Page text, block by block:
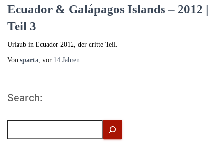
Ecuador & Galápagos Islands – 2012 |
Teil 3
Urlaub in Ecuador 2012, der dritte Teil.
Von sparta , vor 14 Jahren
Search: